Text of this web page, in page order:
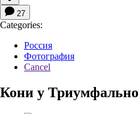
27
Categories:
Россия
Фотография
Cancel
Кони у